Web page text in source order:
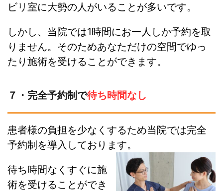
ビリ室に大勢の人がいることが多いです。
しかし、当院では1時間にお一人しか予約を取
りません。そのためあなただけの空間でゆっ
たり施術を受けることができます。
７・完全予約制で待ち時間なし
患者様の負担を少なくするため当院では完全
予約制を導入しております。
待ち時間なくすぐに施
術を受けることができ